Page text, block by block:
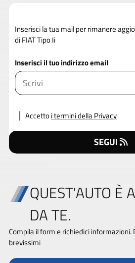
Inserisci la tua mail per rimanere
di FIAT Tipo Ii
Inserisci il tuo indirizzo email
Accettoi termini della Privacy
SEGUI
QUEST'AUTO È
DA TE.
Compila il form e richiedici
brevissimi